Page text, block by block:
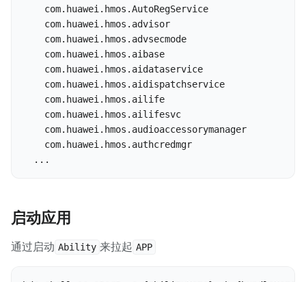
    com.huawei.hmos.AutoRegService
    com.huawei.hmos.advisor
    com.huawei.hmos.advsecmode
    com.huawei.hmos.aibase
    com.huawei.hmos.aidataservice
    com.huawei.hmos.aidispatchservice
    com.huawei.hmos.ailife
    com.huawei.hmos.ailifesvc
    com.huawei.hmos.audioaccessorymanager
    com.huawei.hmos.authcredmgr
  ...
启动应用
通过启动 Ability 来拉起 APP